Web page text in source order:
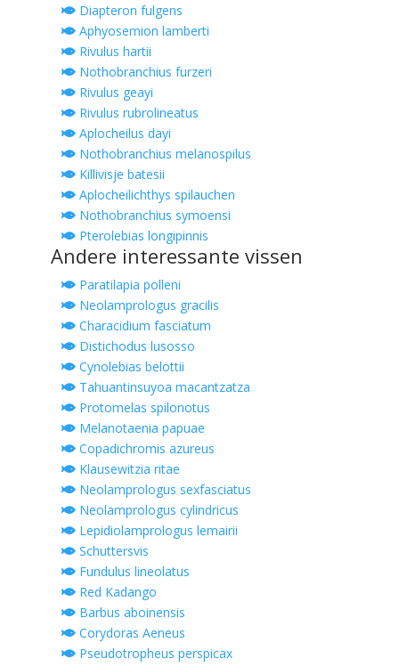
Diapteron fulgens
Aphyosemion lamberti
Rivulus hartii
Nothobranchius furzeri
Rivulus geayi
Rivulus rubrolineatus
Aplocheilus dayi
Nothobranchius melanospilus
Killivisje batesii
Aplocheilichthys spilauchen
Nothobranchius symoensi
Pterolebias longipinnis
Andere interessante vissen
Paratilapia polleni
Neolamprologus gracilis
Characidium fasciatum
Distichodus lusosso
Cynolebias belottii
Tahuantinsuyoa macantzatza
Protomelas spilonotus
Melanotaenia papuae
Copadichromis azureus
Klausewitzia ritae
Neolamprologus sexfasciatus
Neolamprologus cylindricus
Lepidiolamprologus lemairii
Schuttersvis
Fundulus lineolatus
Red Kadango
Barbus aboinensis
Corydoras Aeneus
Pseudotropheus perspicax